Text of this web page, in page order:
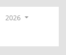
2026